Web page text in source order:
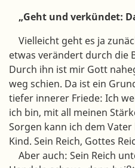
„Geht und verkündet:
Vielleicht geht es ja
etwas verändert durch die
Durch ihn ist mir Gott
weg schien. Da ist ein
tiefer innerer Friede: Ich
ich bin, mit all meinen
Sorgen kann ich dem
Kind. Sein Reich, Gottes
Aber auch: Sein Reich